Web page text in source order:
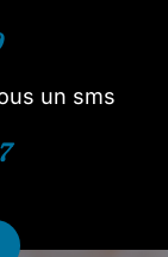
un sms